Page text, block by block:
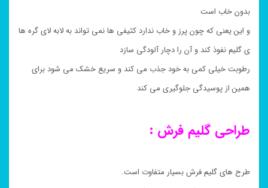
بدون خاب است
و این یعنی که چون پرز و خاب ندارد کثیفی ها نمی تواند به لابه لای گره ها
ی گلیم نفوذ کند و آن را دچار آلودگی سازد
رطوبت خیلی کمی به خود جذب می کند و سریع خشک می شود برای
همین از پوسیدگی جلوگیری می کند
طراحی گلیم فرش :
طرح های گلیم فرش بسیار متفاوت است.